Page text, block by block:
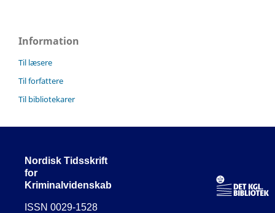
Information
Til læsere
Til forfattere
Til bibliotekarer
Nordisk Tidsskrift
for
Kriminalvidenskab
ISSN 0029-1528